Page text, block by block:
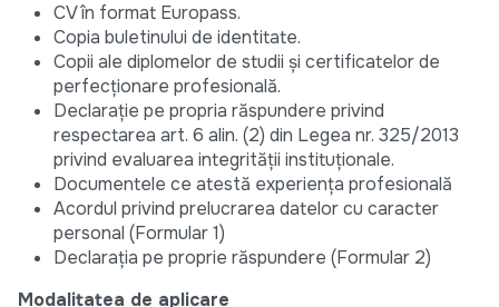
CV în format Europass.
Copia buletinului de identitate.
Copii ale diplomelor de studii și certificatelor de
perfecționare profesională.
Declarație pe propria răspundere privind
respectarea art. 6 alin. (2) din Legea nr. 325/2013
privind evaluarea integrității instituționale.
Documentele ce atestă experiența profesională
Acordul privind prelucrarea datelor cu caracter
personal (Formular 1)
Declarația pe proprie răspundere (Formular 2)
Modalitatea de aplicare